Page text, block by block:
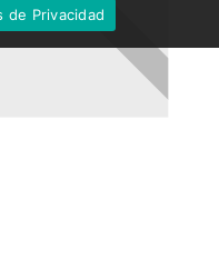
de Privacidad